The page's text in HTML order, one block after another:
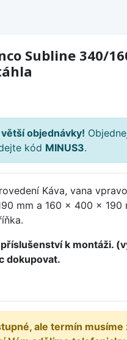
Subline 340/
objednávky!
kód MINUS3.
Káva, vana
mm a 160 x 400 x 190
k montáži.
dokupovat.
ale termín musíme